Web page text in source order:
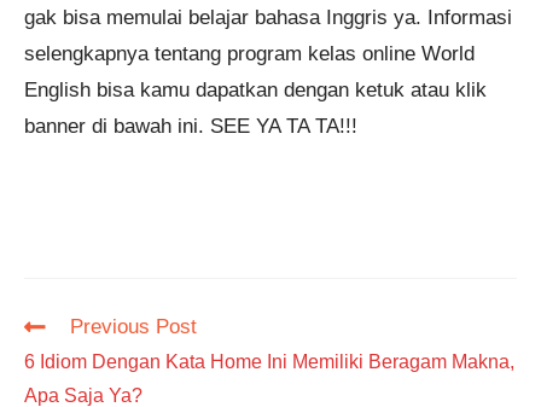
gak bisa memulai belajar bahasa Inggris ya. Informasi
selengkapnya tentang program kelas online World
English bisa kamu dapatkan dengan ketuk atau klik
banner di bawah ini. SEE YA TA TA!!!
Read
articles
Previous Post
6 Idiom Dengan Kata Home Ini Memiliki Beragam Makna,
Apa Saja Ya?